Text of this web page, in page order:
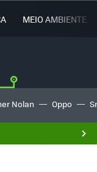
MEIO AMBIENTE
Nolan Oppo